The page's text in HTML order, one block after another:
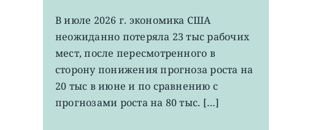
VOO:
рабочих
мест
США
неожиданно
сократилось
В июле 2026 г. экономика США
неожиданно потеряла 23 тыс рабочих
мест, после пересмотренного в
сторону понижения прогноза роста на
20 тыс в июне и по сравнению с
прогнозами роста на 80 тыс. […]